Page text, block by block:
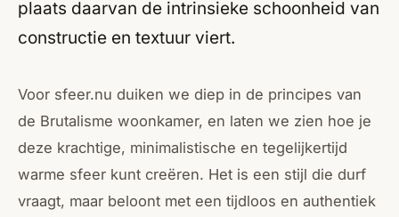
plaats daarvan de intrinsieke schoonheid van
constructie en textuur viert.
Voor sfeer.nu duiken we diep in de principes van
de Brutalisme woonkamer, en laten we zien hoe je
deze krachtige, minimalistische en tegelijkertijd
warme sfeer kunt creëren. Het is een stijl die durf
vraagt, maar beloont met een tijdloos en authentiek